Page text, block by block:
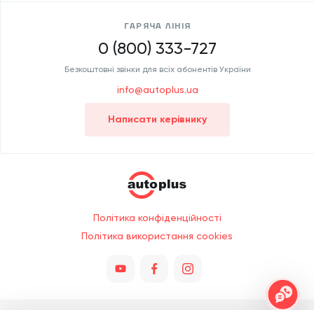
ГАРЯЧА ЛІНІЯ
0 (800) 333-727
Безкоштовні звінки для всіх абонентів України
info@autoplus.ua
Написати керівнику
Політика конфіденційності
Політика використання cookies